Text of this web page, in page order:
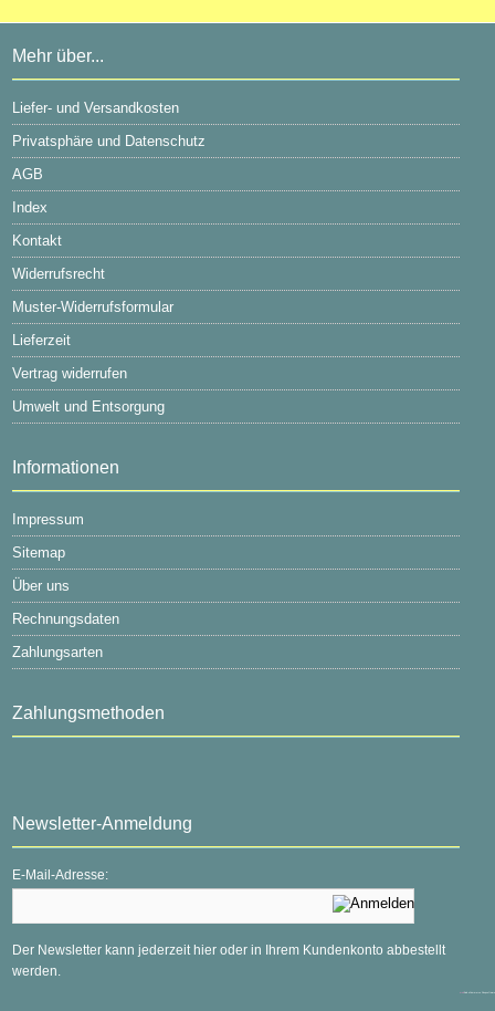
Mehr über...
Liefer- und Versandkosten
Privatsphäre und Datenschutz
AGB
Index
Kontakt
Widerrufsrecht
Muster-Widerrufsformular
Lieferzeit
Vertrag widerrufen
Umwelt und Entsorgung
Informationen
Impressum
Sitemap
Über uns
Rechnungsdaten
Zahlungsarten
Zahlungsmethoden
Newsletter-Anmeldung
E-Mail-Adresse:
Der Newsletter kann jederzeit hier oder in Ihrem Kundenkonto abbestellt
werden.